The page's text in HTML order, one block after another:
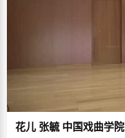
花儿 张毓 中国戏曲学院